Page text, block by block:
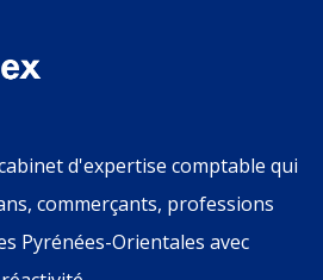
d'expertise comptable qui
commerçants, professions
Pyrénées-Orientales avec